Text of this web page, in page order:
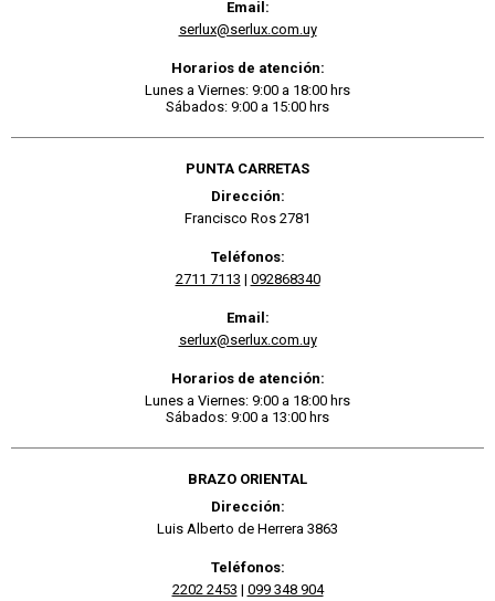
Email:
serlux@serlux.com.uy
Horarios de atención:
Lunes a Viernes: 9:00 a 18:00 hrs
Sábados: 9:00 a 15:00 hrs
PUNTA CARRETAS
Dirección:
Francisco Ros 2781
Teléfonos:
2711 7113 | 092868340
Email:
serlux@serlux.com.uy
Horarios de atención:
Lunes a Viernes: 9:00 a 18:00 hrs
Sábados: 9:00 a 13:00 hrs
BRAZO ORIENTAL
Dirección:
Luis Alberto de Herrera 3863
Teléfonos:
2202 2453 | 099 348 904